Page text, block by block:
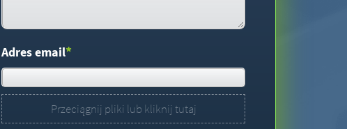
Adres email*
Przeciągnij pliki lub kliknij tutaj